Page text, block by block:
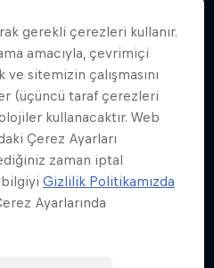
SEZON 1
gerekli çerezleri kullanır.
amacıyla, çevrimiçi
sitemizin çalışmasını
(üçüncü taraf çerezleri
kullanacaktır. Web
Çerez Ayarları
zaman iptal
bilgiyiGizlilik Politikamızda
Ayarlarında